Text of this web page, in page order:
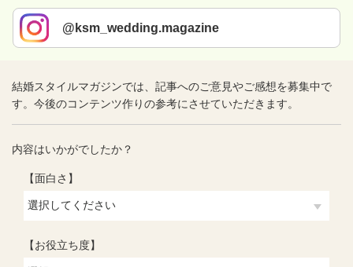
@ksm_wedding.magazine
結婚スタイルマガジンでは、記事へのご意見やご感想を募集中で
す。今後のコンテンツ作りの参考にさせていただきます。
内容はいかがでしたか？
【面白さ】
【お役立ち度】